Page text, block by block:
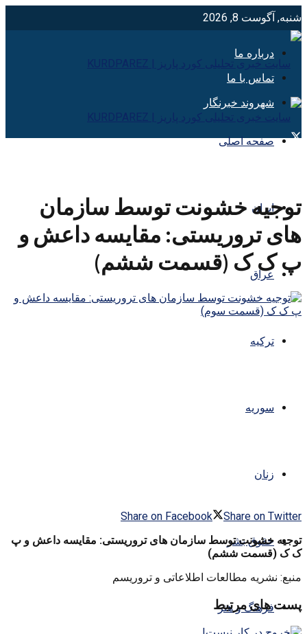
شنبه, آگوست 8, 2026
درباره ما
تماس با ما
شهروند خبرنگار
صفحه اصلی
ایران
عراق
ترکیه
سوریه
زنان
حقوق بشر
فرهنگ و هنر
توجیه خشونت توسط سازمان
های تروریستی: مقایسه داعش و
پ ک ک (قسمت ششم)
Share on Facebook
Share on Twitter
توجیه خشونت توسط سازمان های تروریستی: مقایسه داعش و پ
ک ک (قسمت ششم)
منبع: نشریه مطالعات اطلاعاتی و تروریسم
پست های مرتبط